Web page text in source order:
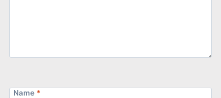
Name *